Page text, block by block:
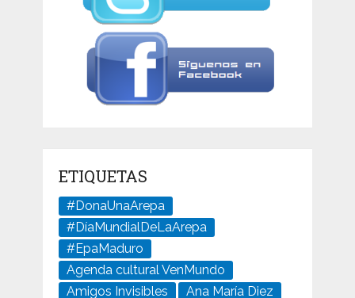
ETIQUETAS
#DonaUnaArepa
#DíaMundialDeLaArepa
#EpaMaduro
Agenda cultural VenMundo
Amigos Invisibles
Ana María Diez